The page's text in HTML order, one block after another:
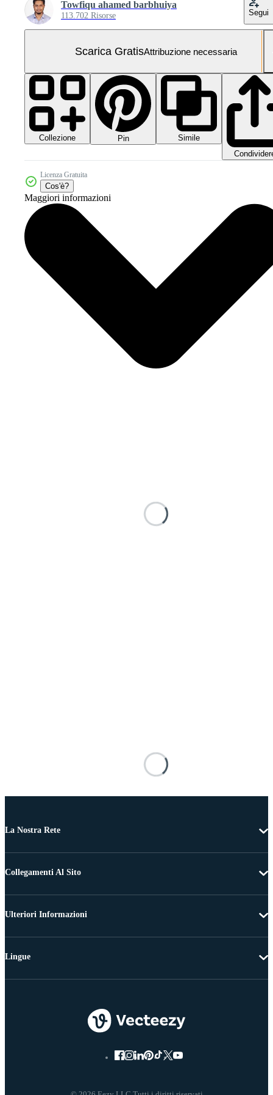
Towfiqu ahamed barbhuiya
113.702 Risorse Segui
Scarica GratisAttribuzione necessaria
Collezione Pin
Simile
Licenza Gratuita
Cos'è?
Maggiori informazioni
La Nostra Rete
Collegamenti Al Sito
Ulteriori Informazioni
Lingue